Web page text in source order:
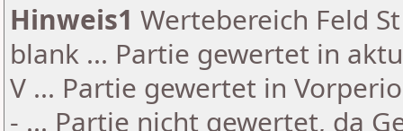
Hinweis1 Wertebereich Feld
blank ... Partie gewertet in
V ... Partie gewertet in
- ... Partie nicht gewertet, da